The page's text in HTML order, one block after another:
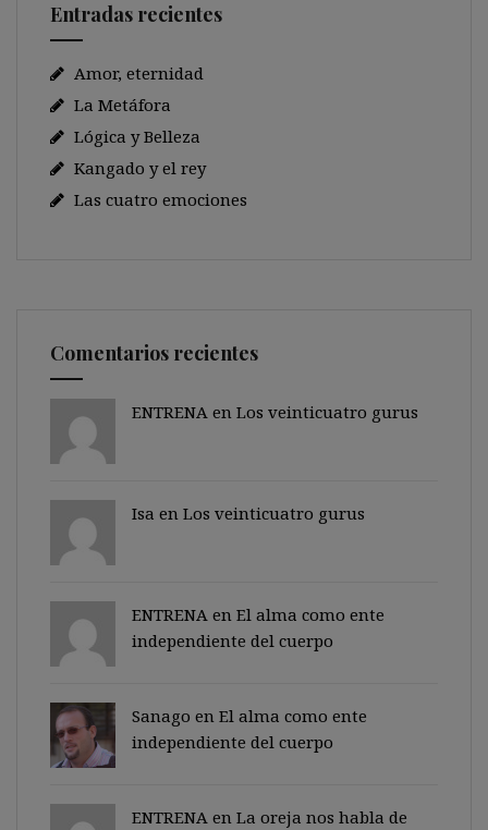
Entradas recientes
Amor, eternidad
La Metáfora
Lógica y Belleza
Kangado y el rey
Las cuatro emociones
Comentarios recientes
ENTRENA en Los veinticuatro gurus
Isa en Los veinticuatro gurus
ENTRENA en El alma como ente
independiente del cuerpo
Sanago en El alma como ente
independiente del cuerpo
ENTRENA en La oreja nos habla de